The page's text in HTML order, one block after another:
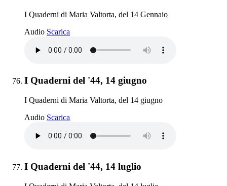
I Quaderni di Maria Valtorta, del 14 Gennaio
Audio Scarica
Elemento 76:
I Quaderni del '44, 14 giugno
I Quaderni di Maria Valtorta, del 14 giugno
Audio Scarica
Elemento 77:
I Quaderni del '44, 14 luglio